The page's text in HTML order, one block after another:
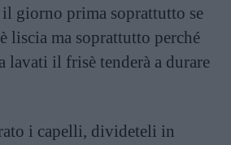
il giorno prima soprattutto se
liscia ma soprattutto perché
lavati il frisè tenderà a durare
i capelli, divideteli in